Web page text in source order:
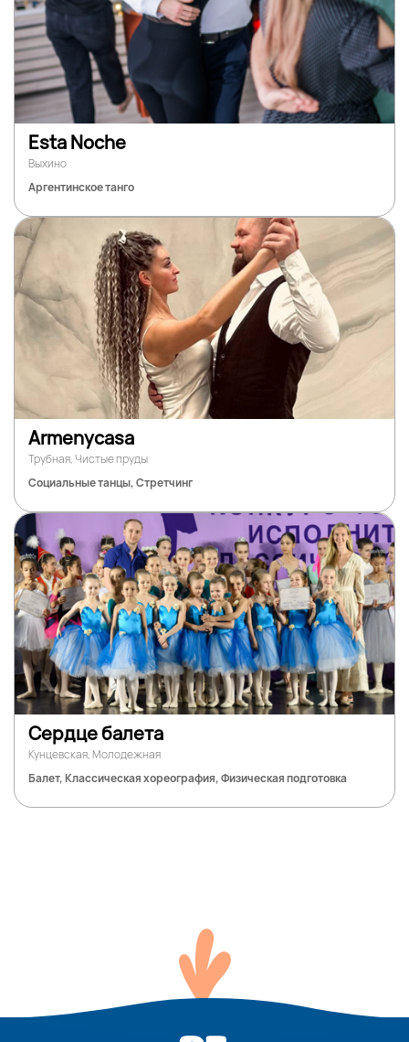
Esta Noche
Выхино
Аргентинское танго
Armenycasa
Трубная, Чистые пруды
Социальные танцы, Стретчинг
Сердце балета
Кунцевская, Молодежная
Балет, Классическая хореография, Физическая подготовка